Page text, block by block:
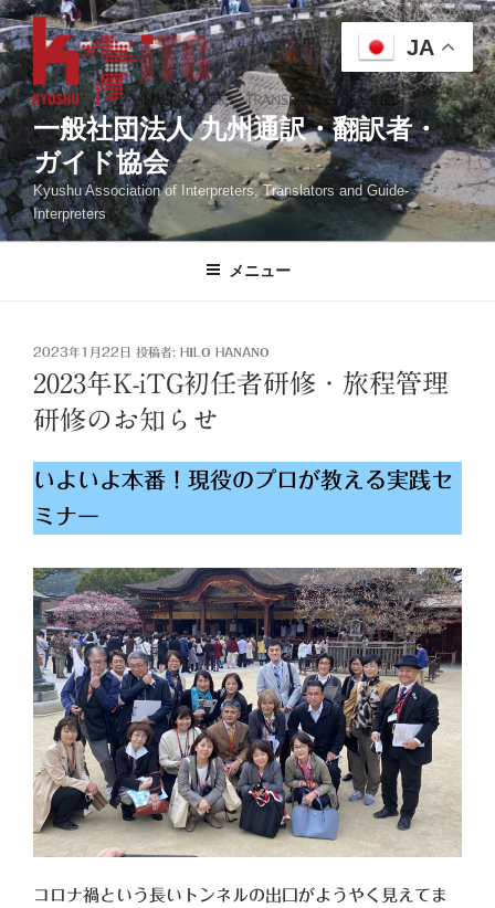
コ
ン
テ
ン
ツ
へ
ス
キ
ッ
一般社団法人 九州通訳・翻訳者・
ガイド協会
Kyushu Association of Interpreters, Translators and Guide-
Interpreters
メニュー
投
稿
日:
2023年1月22日 投稿者: HILO HANANO
2023年K-iTG初任者研修・旅程管理
研修のお知らせ
いよいよ本番！現役のプロが教える実践セ
ミナー
コロナ禍という長いトンネルの出口がようやく見えてま
JA